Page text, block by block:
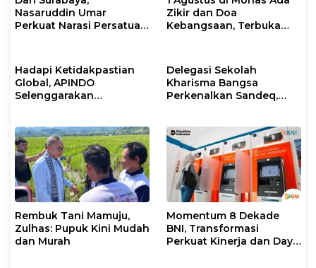
Nasaruddin Umar
Perkuat Narasi Persatuan
Zikir dan Doa
Kebangsaan, Terbuka
Hadapi Ketidakpastian
Global, APINDO
Selenggarakan
Ketahanan Ekonomi
Nasional
Delegasi Sekolah
Kharisma Bangsa
Perkenalkan Sandeq,
STEAM Olympiad 2026 di
Roma
Rembuk Tani Mamuju,
Zulhas: Pupuk Kini Mudah
dan Murah
Momentum 8 Dekade
BNI, Transformasi
Perkuat Kinerja dan Daya